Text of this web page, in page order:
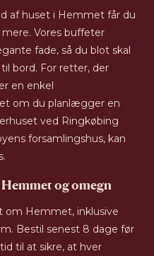
af huset i Hemmet får du
Vores buffeter
fade, så du blot skal
bord. For retter, der
en enkel
om du planlægger en
ved Ringkøbing
forsamlingshus, kan
og omegn
om Hemmet, inklusive
Bestil senest 8 dage før
til at sikre, at hver